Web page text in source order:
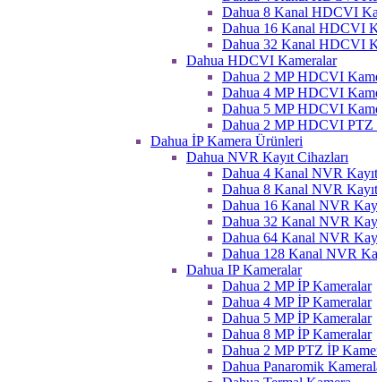
Dahua 8 Kanal HDCVI
Dahua 16 Kanal HDCVI
Dahua 32 Kanal HDCVI
Dahua HDCVI Kameralar
Dahua 2 MP HDCVI
Dahua 4 MP HDCVI
Dahua 5 MP HDCVI
Dahua 2 MP HDCVI PTZ
Dahua İP Kamera Ürünleri
Dahua NVR Kayıt Cihazları
Dahua 4 Kanal NVR
Dahua 8 Kanal NVR
Dahua 16 Kanal NVR
Dahua 32 Kanal NVR
Dahua 64 Kanal NVR
Dahua 128 Kanal NVR
Dahua IP Kameralar
Dahua 2 MP İP Kameralar
Dahua 4 MP İP Kameralar
Dahua 5 MP İP Kameralar
Dahua 8 MP İP Kameralar
Dahua 2 MP PTZ İP
Dahua Panaromik